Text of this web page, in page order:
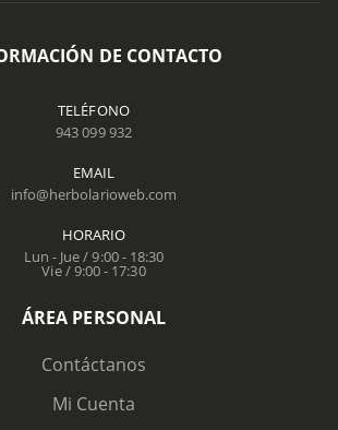
DE CONTACTO
TELÉFONO
943 099 932
EMAIL
info@herbolarioweb.com
HORARIO
Lun - Jue / 9:00 - 18:30
Vie / 9:00 - 17:30
ÁREA PERSONAL
Contáctanos
Mi Cuenta